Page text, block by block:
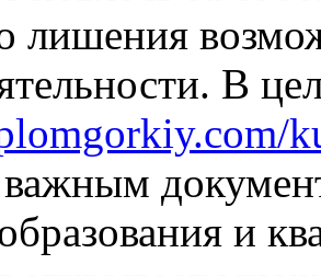
лишения
В
важным
и